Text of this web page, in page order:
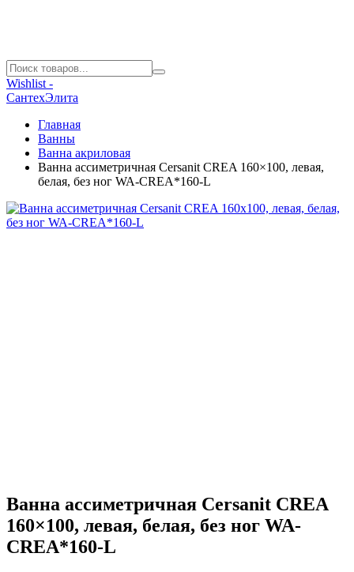
Wishlist -
СантехЭлита
Главная
Ванны
Ванна акриловая
Ванна ассиметричная Cersanit CREA 160×100, левая,
белая, без ног WA-CREA*160-L
Ванна ассиметричная Cersanit CREA
160×100, левая, белая, без ног WA-
CREA*160-L